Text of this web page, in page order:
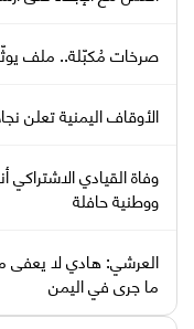
صرخات مُكبّلة.. ملف
الأوقاف اليمنية تعلن
وفاة القيادي
ووطنية حافلة
العرشي: هادي لا يعفى
ما جرى في اليمن